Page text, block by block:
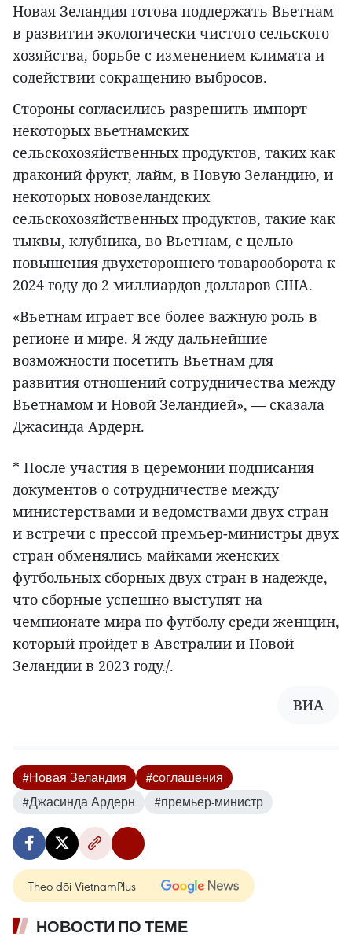
Новая Зеландия готова поддержать Вьетнам
в развитии экологически чистого сельского
хозяйства, борьбе с изменением климата и
содействии сокращению выбросов.
Стороны согласились разрешить импорт
некоторых вьетнамских
сельскохозяйственных продуктов, таких как
драконий фрукт, лайм, в Новую Зеландию, и
некоторых новозеландских
сельскохозяйственных продуктов, такие как
тыквы, клубника, во Вьетнам, с целью
повышения двухстороннего товарооборота к
2024 году до 2 миллиардов долларов США.
«Вьетнам играет все более важную роль в
регионе и мире. Я жду дальнейшие
возможности посетить Вьетнам для
развития отношений сотрудничества между
Вьетнамом и Новой Зеландией», — сказала
Джасинда Ардерн.
* После участия в церемонии подписания
документов о сотрудничестве между
министерствами и ведомствами двух стран
и встречи с прессой премьер-министры двух
стран обменялись майками женских
футбольных сборных двух стран в надежде,
что сборные успешно выступят на
чемпионате мира по футболу среди женщин,
который пройдет в Австралии и Новой
Зеландии в 2023 году./.
ВИА
#Новая Зеландия
#соглашения
#Джасинда Ардерн
#премьер-министр
Theo dõi VietnamPlus
НОВОСТИ ПО ТЕМЕ